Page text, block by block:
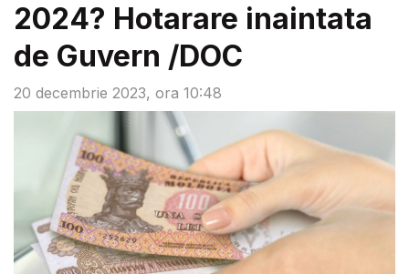
20 decembrie 2023, ora 10:48
2024? Hotarare inaintata
de Guvern /DOC